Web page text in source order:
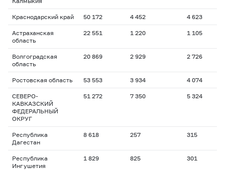
Краснодарский край 50 172 4 452 4 623
Астраханская
область
22 551 1 220 1 105
Волгоградская
область
20 869 2 929 2 726
Ростовская область 53 553 3 934 4 074
СЕВЕРО-
КАВКАЗСКИЙ
ФЕДЕРАЛЬНЫЙ
ОКРУГ
51 272 7 350 5 324
Республика
Дагестан
8 618 257 315
Республика
Ингушетия
1 829 825 301